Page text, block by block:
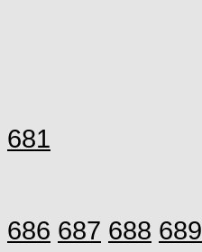
681
686 687 688 689